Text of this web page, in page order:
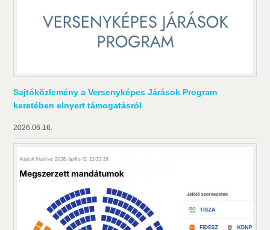
Sajtóközlemény a Versenyképes Járások Program
keretében elnyert támogatásról
2026.06.16.